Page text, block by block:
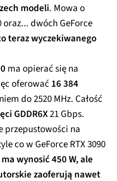
modeli. Mowa o
oraz... dwóch GeForce
teraz wyczekiwanego
ma opierać się na
oferować 16 384
do 2520 MHz. Całość
GDDR6X21 Gbps.
przepustowości na
co w GeForce RTX 3090
wynosić 450 W, ale
zaoferują nawet